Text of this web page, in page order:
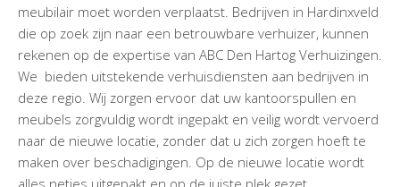
meubilair moet worden verplaatst. Bedrijven in Hardinxveld
die op zoek zijn naar een betrouwbare verhuizer, kunnen
rekenen op de expertise van ABC Den Hartog Verhuizingen.
We bieden uitstekende verhuisdiensten aan bedrijven in
deze regio. Wij zorgen ervoor dat uw kantoorspullen en
meubels zorgvuldig wordt ingepakt en veilig wordt vervoerd
naar de nieuwe locatie, zonder dat u zich zorgen hoeft te
maken over beschadigingen. Op de nieuwe locatie wordt
alles netjes uitgepakt en op de juiste plek gezet.